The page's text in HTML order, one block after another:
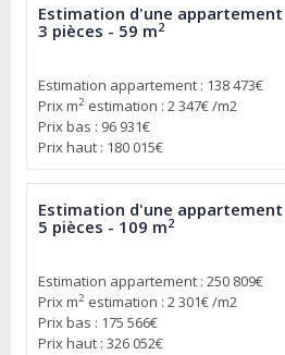
Estimation d'une appartement
3 pièces - 59 m2
Estimation appartement : 138 473€
Prix m2 estimation : 2 347€ /m2
Prix bas : 96 931€
Prix haut : 180 015€
Estimation d'une appartement
5 pièces - 109 m2
Estimation appartement : 250 809€
Prix m2 estimation : 2 301€ /m2
Prix bas : 175 566€
Prix haut : 326 052€